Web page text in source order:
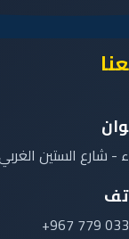
- شارع الستين
+967 779